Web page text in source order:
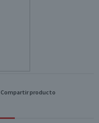
Compartir producto